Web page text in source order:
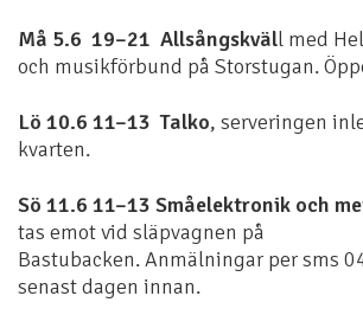
Må 5.6 19–21 Allsångskväll med
och musikförbund på Storstugan.
Lö 10.6 11–13 Talko, serveringen
kvarten.
Sö 11.6 11–13 Småelektronik och
tas emot vid släpvagnen på
Bastubacken. Anmälningar per sms
senast dagen innan.